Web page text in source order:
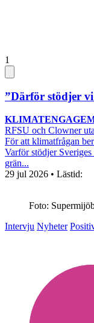
1
”Därför stödjer
RFSU och Clowner
För att klimatfrågan
Varför stödjer
grän...
29 jul 2026 • Lästid:
Foto:
Intervju Nyheter